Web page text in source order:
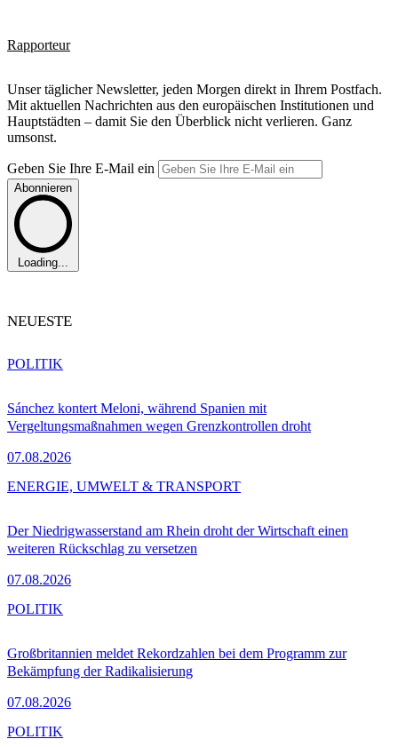
Rapporteur
Unser täglicher Newsletter, jeden Morgen direkt in Ihrem Postfach.
Mit aktuellen Nachrichten aus den europäischen Institutionen und
Hauptstädten – damit Sie den Überblick nicht verlieren. Ganz
umsonst.
Geben Sie Ihre E-Mail ein
Abonnieren
Loading...
NEUESTE
Sánchez kontert Meloni, während Spanien mit
Vergeltungsmaßnahmen wegen Grenzkontrollen droht
07.08.2026
POLITIK
Der Niedrigwasserstand am Rhein droht der Wirtschaft einen
weiteren Rückschlag zu versetzen
07.08.2026
ENERGIE, UMWELT & TRANSPORT
Großbritannien meldet Rekordzahlen bei dem Programm zur
Bekämpfung der Radikalisierung
07.08.2026
POLITIK
POLITIK